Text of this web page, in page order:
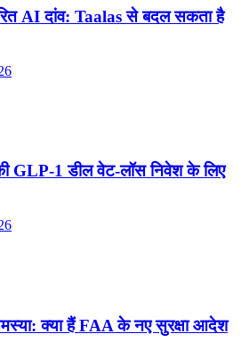
AI दांव: Taalas से बदल सकता है
GLP‑1 डील वेट‑लॉस निवेश के लिए
क्या हैं FAA के नए सुरक्षा आदेश